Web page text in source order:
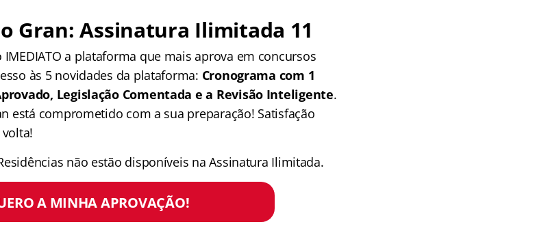
Gran: Assinatura Ilimitada 11
IMEDIATO a plataforma que mais aprova em concursos
às 5 novidades da plataforma: Cronograma com 1
Legislação Comentada e a Revisão Inteligente.
está comprometido com a sua preparação! Satisfação
não estão disponíveis na Assinatura Ilimitada.
A MINHA APROVAÇÃO!